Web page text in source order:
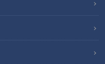
ごちそうマルシェ」
ナー」